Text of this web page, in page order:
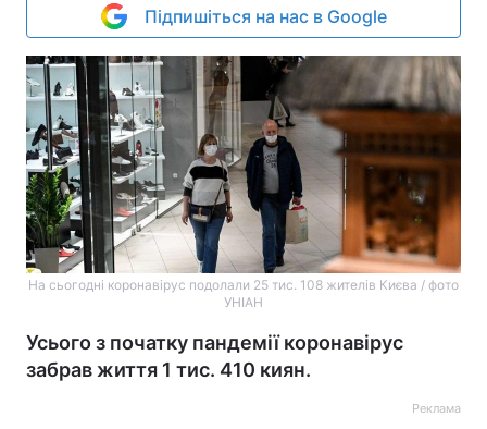
Підпишіться на нас в Google
На сьогодні коронавірус подолали 25 тис. 108 жителів Києва / фото
УНІАН
Усього з початку пандемії коронавірус
забрав життя 1 тис. 410 киян.
Реклама